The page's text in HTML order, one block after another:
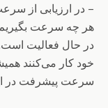
– در ارزیابی از
هر چه سرعت
در حال فعالیت است.
خود کار می‌کنند
سرعت پیشرفت در